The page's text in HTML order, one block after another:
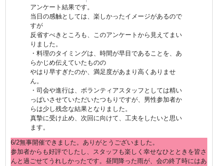
アンケート結果です。
当日の感触としては、楽しかったイメージがあるので
すが
反省すべきところも、このアンケートから見えてまい
りました。
・料理のタイミングは、時間が早目であることを、あ
らかじめ伝えていたものの
やはり早すぎたのか、満足度があまり高くありませ
ん。
・司会や進行は、ボランティアスタッフとしては精い
っぱいさせていただいたつもりですが、男性参加者か
らは少し残念な結果となりました。
真摯に受け止め、次回に向けて、工夫をしたいと思い
ます。
6/2無事開催できました。ありがとうございました。
参加者からも好評でしたし、スタッフも楽しく幸せなひとときを皆さ
んと過ごせてうれしかったです。昼間降った雨が、会の終了時にはあ